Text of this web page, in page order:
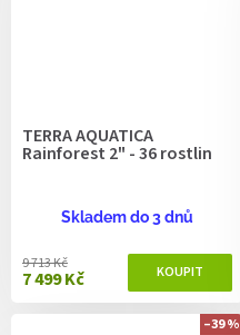
TERRA AQUATICA
Rainforest 2" - 36 rostlin
Skladem do 3 dnů
7 499 Kč
9 713 Kč
–39 %